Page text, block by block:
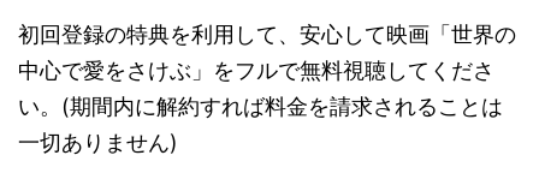
初回登録の特典を利用して、安心して映画「世界の
中心で愛をさけぶ」をフルで無料視聴してくださ
い。(期間内に解約すれば料金を請求されることは
一切ありません)